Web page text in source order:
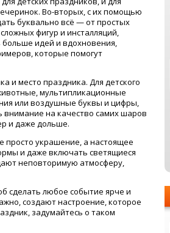
Во-вторых, с их помощью
буквально всё — от простых
фигур и инсталляций,
больше идей и вдохновения,
которые помогут
и место праздника. Для детского
мультипликационные
или воздушные буквы и цифры,
на качество самих шаров
и даже дольше.
украшение, а настоящее
и даже включать светящиеся
неповторимую атмосферу,
сделать любое событие ярче и
создают настроение, которое
задумайтесь о таком